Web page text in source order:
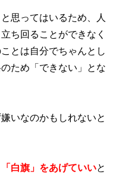
思ってはいるため、人
ち回ることができなく
とは自分でちゃんとし
ため「できない」とな
いなのかもしれないと
「白旗」をあげていいと